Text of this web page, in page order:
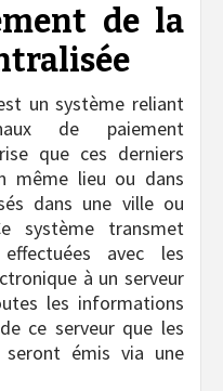
de la
un système reliant
de paiement
que ces derniers
même lieu ou dans
dans une ville ou
système transmet
avec les
à un serveur
les informations
ce serveur que les
émis via une